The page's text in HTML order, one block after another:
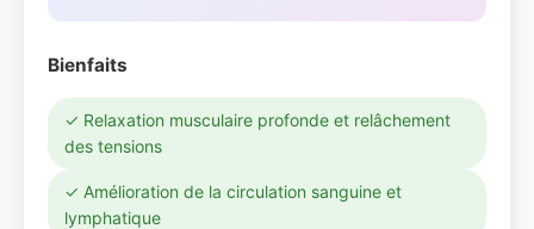
Bienfaits
✓ Relaxation musculaire profonde et relâchement
des tensions
✓ Amélioration de la circulation sanguine et
lymphatique